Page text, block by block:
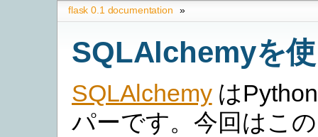
flask 0.1 documentation »
SQLAlchemyを
SQLAlchemyは
パーです。今回はこの